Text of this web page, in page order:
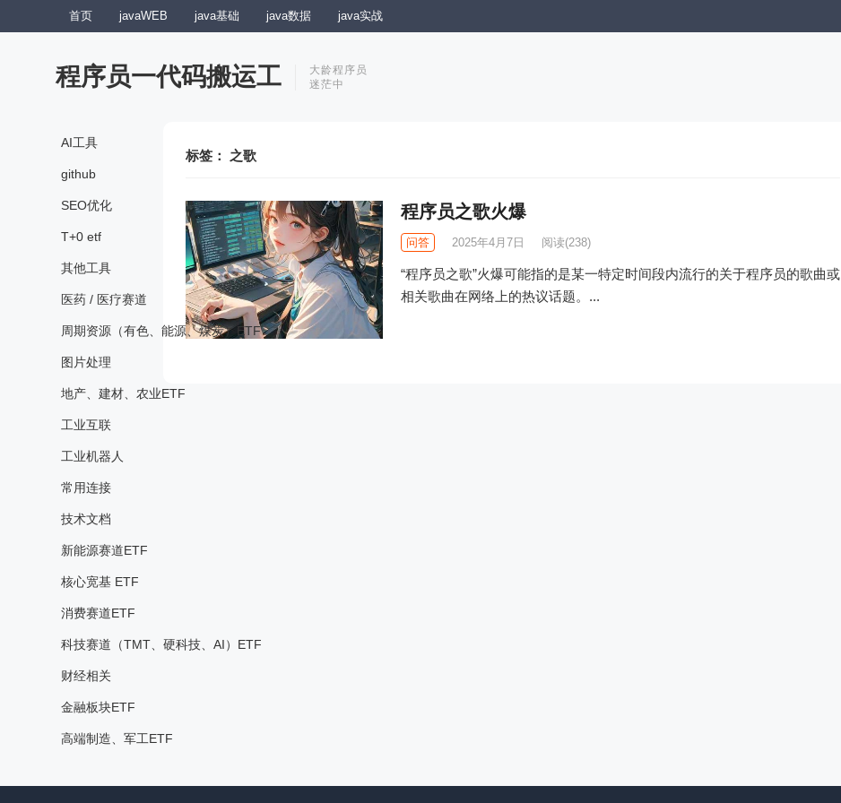
首页 javaWEB java基础 java数据 java实战
程序员一代码搬运工
大龄程序员
迷茫中
AI工具
github
SEO优化
T+0 etf
其他工具
医药 / 医疗赛道
周期资源（有色、能源、煤炭）ETF
图片处理
地产、建材、农业ETF
工业互联
工业机器人
常用连接
技术文档
新能源赛道ETF
核心宽基 ETF
消费赛道ETF
科技赛道（TMT、硬科技、AI）ETF
财经相关
金融板块ETF
高端制造、军工ETF
标签： 之歌
程序员之歌火爆
问答 2025年4月7日 阅读(238)
“程序员之歌”火爆可能指的是某一特定时间段内流行的关于程序员的歌曲或
相关歌曲在网络上的热议话题。...